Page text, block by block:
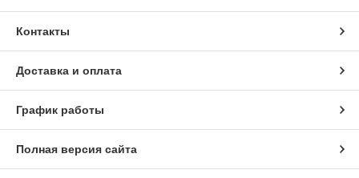
Контакты
Доставка и оплата
График работы
Полная версия сайта